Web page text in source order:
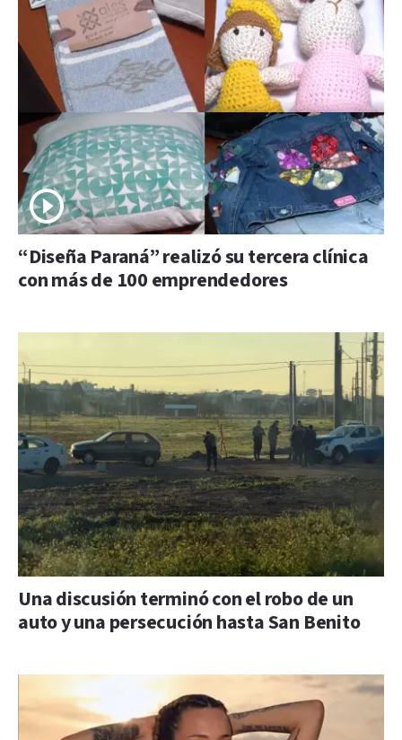
“Diseña Paraná” realizó su tercera clínica
con más de 100 emprendedores
Una discusión terminó con el robo de un
auto y una persecución hasta San Benito